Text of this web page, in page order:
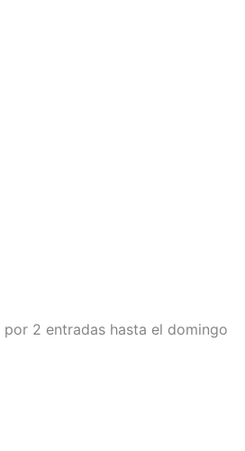
2 entradas hasta el domingo